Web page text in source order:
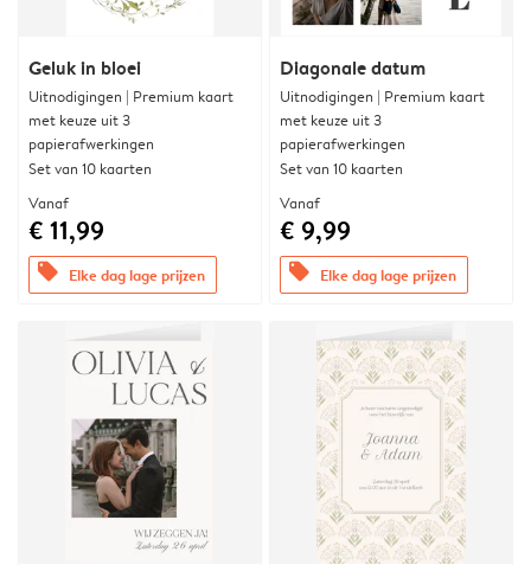
Geluk in bloei
Uitnodigingen | Premium kaart
met keuze uit 3
papierafwerkingen
Set van 10 kaarten
Vanaf
€ 11,99
offers Elke dag lage prijzen
Diagonale datum
Uitnodigingen | Premium kaart
met keuze uit 3
papierafwerkingen
Set van 10 kaarten
Vanaf
€ 9,99
offers Elke dag lage prijzen